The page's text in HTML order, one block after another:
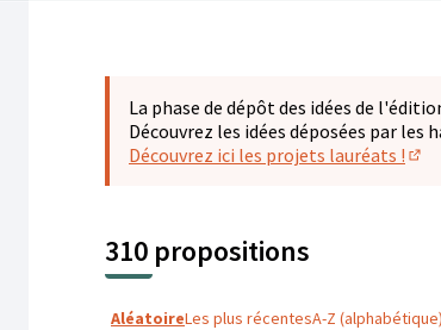
La phase de dépôt des idées de
Découvrez les idées déposées par
Découvrez ici les projets lauréats !
310 propositions
AléatoireLes plus récentesA-Z (alphabétique)